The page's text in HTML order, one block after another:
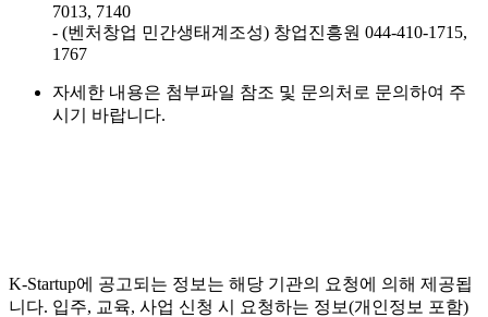
7013, 7140
- (벤처창업 민간생태계조성) 창업진흥원 044-410-1715,
1767
자세한 내용은 첨부파일 참조 및 문의처로 문의하여 주
시기 바랍니다.
K-Startup에 공고되는 정보는 해당 기관의 요청에 의해 제공됩
니다. 입주, 교육, 사업 신청 시 요청하는 정보(개인정보 포함)